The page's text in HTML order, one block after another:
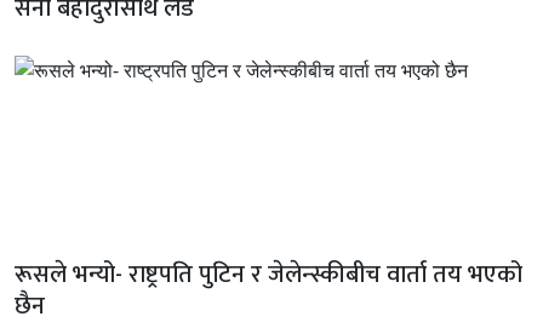
सेना बहादुरीसाथ लडे
रूसले भन्यो- राष्ट्रपति पुटिन र जेलेन्स्कीबीच वार्ता तय भएको
छैन